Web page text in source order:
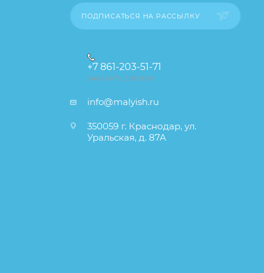
ПОДПИСАТЬСЯ НА РАССЫЛКУ
+7 861-203-51-71
ЗАКАЗАТЬ ЗВОНОК
info@malyish.ru
350059 г. Краснодар, ул.
Уральская, д. 87А